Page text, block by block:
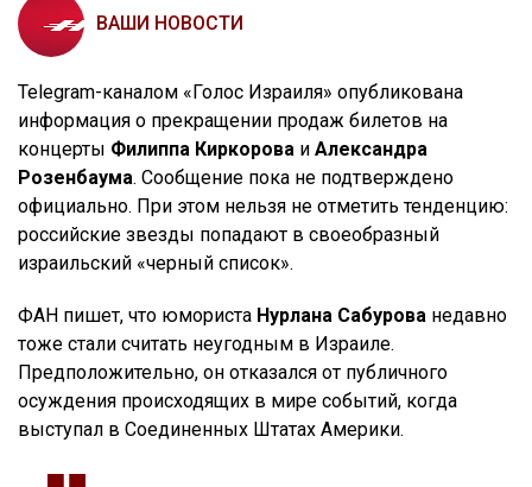
ВАШИ НОВОСТИ
Telegram-каналом «Голос Израиля» опубликована
информация о прекращении продаж билетов на
концерты Филиппа Киркорова и Александра
Розенбаума. Сообщение пока не подтверждено
официально. При этом нельзя не отметить тенденцию:
российские звезды попадают в своеобразный
израильский «черный список».
ФАН пишет, что юмориста Нурлана Сабурова недавно
тоже стали считать неугодным в Израиле.
Предположительно, он отказался от публичного
осуждения происходящих в мире событий, когда
выступал в Соединенных Штатах Америки.